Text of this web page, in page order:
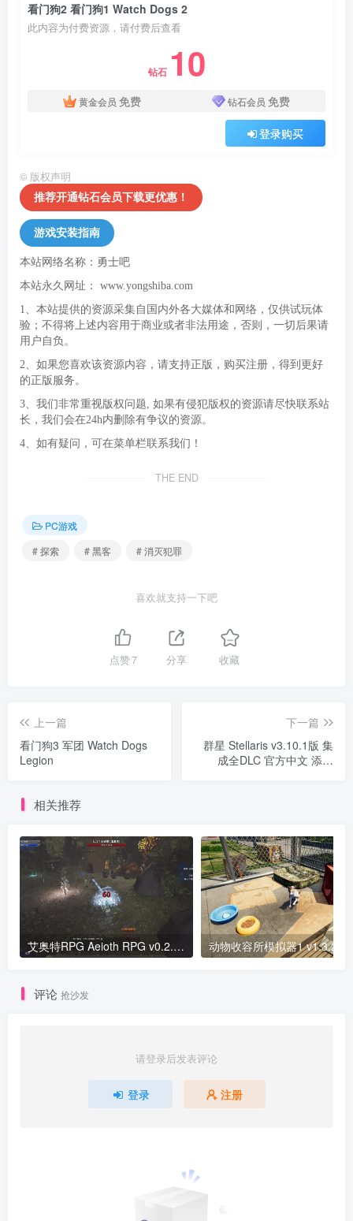
看门狗2 看门狗1 Watch Dogs 2
此内容为付费资源，请付费后查看
钻石 10
黄金会员 免费 钻石会员 免费
登录购买
© 版权声明
推荐开通钻石会员下载更优惠！
游戏安装指南
本站网络名称：勇士吧
本站永久网址： www.yongshiba.com
1、本站提供的资源采集自国内外各大媒体和网络，仅供试玩体
验；不得将上述内容用于商业或者非法用途，否则，一切后果请
用户自负。
2、如果您喜欢该资源内容，请支持正版，购买注册，得到更好
的正版服务。
3、我们非常重视版权问题, 如果有侵犯版权的资源请尽快联系站
长，我们会在24h内删除有争议的资源。
4、如有疑问，可在菜单栏联系我们！
THE END
PC游戏
# 探索
# 黑客 # 消灭犯罪
喜欢就支持一下吧
点赞7 分享 收藏
上一篇
看门狗3 军团 Watch Dogs
Legion
下一篇
群星 Stellaris v3.10.1版 集
成全DLC 官方中文 添加
相关推荐
艾奥特RPG Aeioth RPG v0.2.5版 官方中文
评论 抢沙发
请登录后发表评论
登录 注册